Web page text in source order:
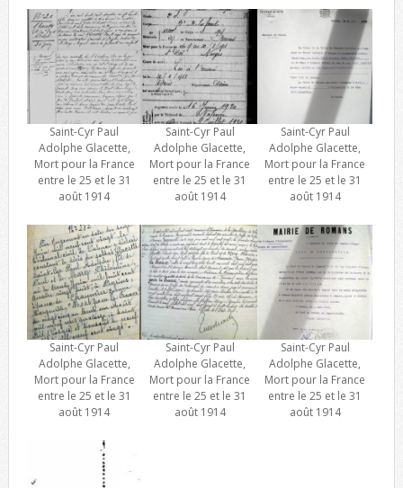
Saint-Cyr Paul
Adolphe Glacette,
Mort pour la France
entre le 25 et le 31
août 1914
Saint-Cyr Paul
Adolphe Glacette,
Mort pour la France
entre le 25 et le 31
août 1914
Saint-Cyr Paul
Adolphe Glacette,
Mort pour la France
entre le 25 et le 31
août 1914
Saint-Cyr Paul
Adolphe Glacette,
Mort pour la France
entre le 25 et le 31
août 1914
Saint-Cyr Paul
Adolphe Glacette,
Mort pour la France
entre le 25 et le 31
août 1914
Saint-Cyr Paul
Adolphe Glacette,
Mort pour la France
entre le 25 et le 31
août 1914